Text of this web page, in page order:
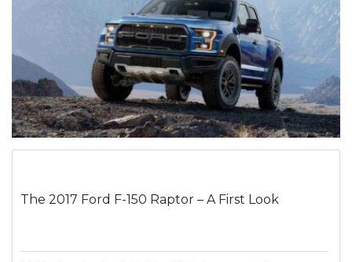
The 2017 Ford F-150 Raptor – A First Look